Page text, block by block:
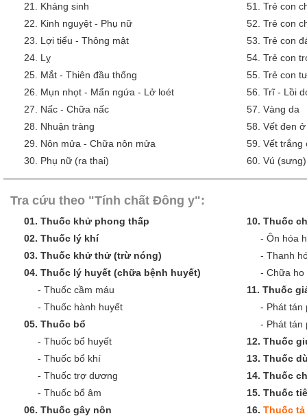
21. Kháng sinh
22. Kinh nguyệt - Phụ nữ
23. Lợi tiểu - Thông mật
24. Lỵ
25. Mắt - Thiên đầu thống
26. Mụn nhọt - Mẩn ngứa - Lở loét
27. Nấc - Chữa nấc
28. Nhuận tràng
29. Nôn mửa - Chữa nôn mửa
30. Phụ nữ (ra thai)
51. Trẻ con
52. Trẻ con
53. Trẻ con
54. Trẻ con
55. Trẻ con
56. Trĩ - Lồi
57. Vàng da
58. Vết đen
59. Vết trắng
60. Vú
Tra cứu theo "Tính chất Đông y":
01. Thuốc khử phong thấp
02. Thuốc lý khí
03. Thuốc khử thử (trừ nóng)
04. Thuốc lý huyết (chữa bệnh huyết)
- Thuốc cầm máu
- Thuốc hành huyết
05. Thuốc bổ
- Thuốc bổ huyết
- Thuốc bổ khí
- Thuốc trợ dương
- Thuốc bổ âm
06. Thuốc gây nôn
10. Thuốc
- Ôn hóa
- Thanh
- Chữa ho
11. Thuốc
- Phát tán
- Phát tán
12. Thuốc
13. Thuốc
14. Thuốc
15. Thuốc
16. Thuốc